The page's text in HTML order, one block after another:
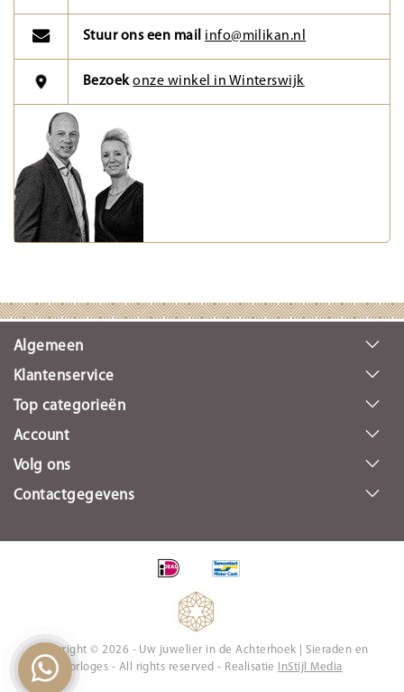
Stuur ons een mail info@milikan.nl
Bezoekonze winkel in Winterswijk
Algemeen
Klantenservice
Top categorieën
Account
Volg ons
Contactgegevens
Copyright © 2026 - Uw juwelier in de Achterhoek | Sieraden en
Horloges - All rights reserved - Realisatie
InStijl Media